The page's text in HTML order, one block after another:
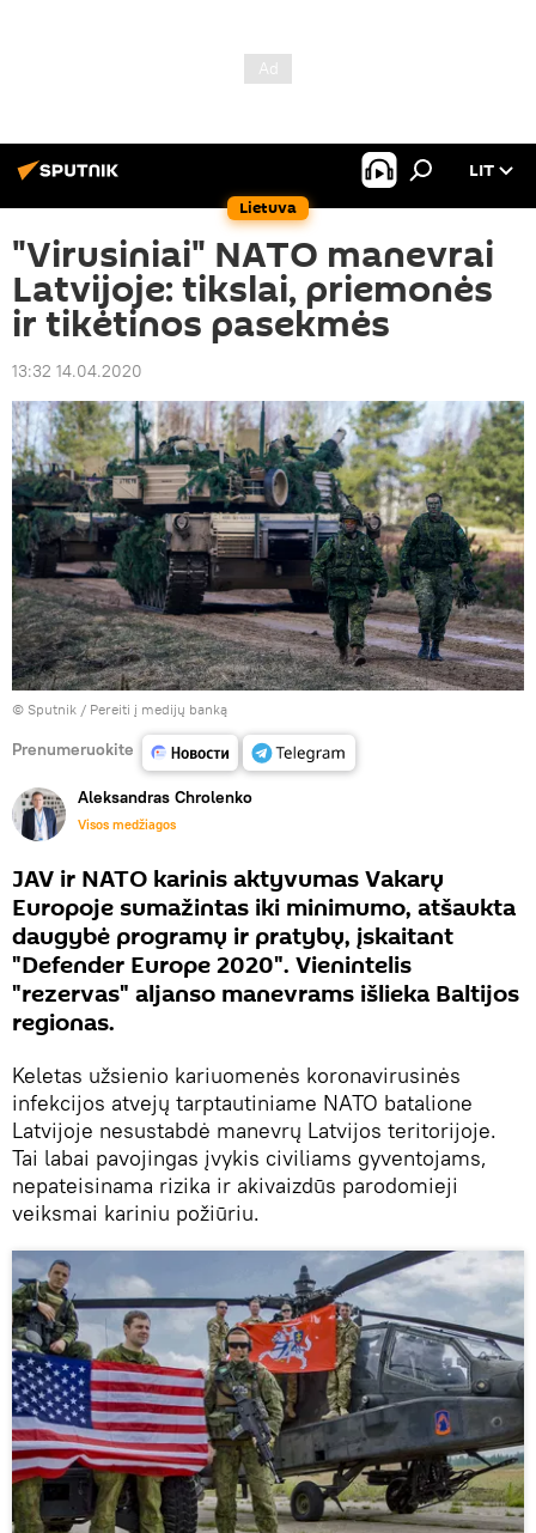
Lietuva
LIT
"Virusiniai" NATO manevrai
Latvijoje: tikslai, priemonės
ir tikėtinos pasekmės
13:32 14.04.2020
© Sputnik / Pereiti į medijų banką
Prenumeruokite
Aleksandras Chrolenko
Visos medžiagos
JAV ir NATO karinis aktyvumas Vakarų
Europoje sumažintas iki minimumo, atšaukta
daugybė programų ir pratybų, įskaitant
"Defender Europe 2020". Vienintelis
"rezervas" aljanso manevrams išlieka Baltijos
regionas.
Keletas užsienio kariuomenės koronavirusinės
infekcijos atvejų tarptautiniame NATO batalione
Latvijoje nesustabdė manevrų Latvijos teritorijoje.
Tai labai pavojingas įvykis civiliams gyventojams,
nepateisinama rizika ir akivaizdūs parodomieji
veiksmai kariniu požiūriu.